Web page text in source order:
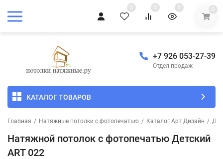
0 0 0 0
+7 926 053-27-39
Отдел продаж
КАТАЛОГ ТОВАРОВ
Главная / Натяжные потолки с фотопечатью / Каталог Арт Дизайн /
Натяжной потолок с фотопечатью Детский
ART 022